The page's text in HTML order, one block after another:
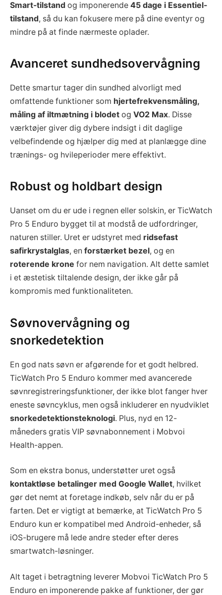
Smart-tilstand og imponerende 45 dage i Essentiel-
tilstand, så du kan fokusere mere på dine eventyr og
mindre på at finde nærmeste oplader.
Avanceret sundhedsovervågning
Dette smartur tager din sundhed alvorligt med
omfattende funktioner som hjertefrekvensmåling,
måling af iltmætning i blodet og VO2 Max. Disse
værktøjer giver dig dybere indsigt i dit daglige
velbefindende og hjælper dig med at planlægge dine
trænings- og hvileperioder mere effektivt.
Robust og holdbart design
Uanset om du er ude i regnen eller solskin, er TicWatch
Pro 5 Enduro bygget til at modstå de udfordringer,
naturen stiller. Uret er udstyret med ridsefast
safirkrystalglas, en forstærket bezel, og en
roterende krone for nem navigation. Alt dette samlet
i et æstetisk tiltalende design, der ikke går på
kompromis med funktionaliteten.
Søvnovervågning og
snorkedetektion
En god nats søvn er afgørende for et godt helbred.
TicWatch Pro 5 Enduro kommer med avancerede
søvnregistreringsfunktioner, der ikke blot fanger hver
eneste søvncyklus, men også inkluderer en nyudviklet
snorkedetektionsteknologi. Plus, nyd en 12-
måneders gratis VIP søvnabonnement i Mobvoi
Health-appen.
Som en ekstra bonus, understøtter uret også
kontaktløse betalinger med Google Wallet, hvilket
gør det nemt at foretage indkøb, selv når du er på
farten. Det er vigtigt at bemærke, at TicWatch Pro 5
Enduro kun er kompatibel med Android-enheder, så
iOS-brugere må lede andre steder efter deres
smartwatch-løsninger.
Alt taget i betragtning leverer Mobvoi TicWatch Pro 5
Enduro en imponerende pakke af funktioner, der gør